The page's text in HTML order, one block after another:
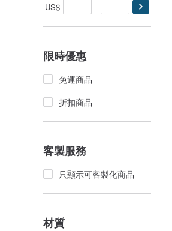
US$ -
限時優惠
免運商品
折扣商品
客製服務
只顯示可客製化商品
材質